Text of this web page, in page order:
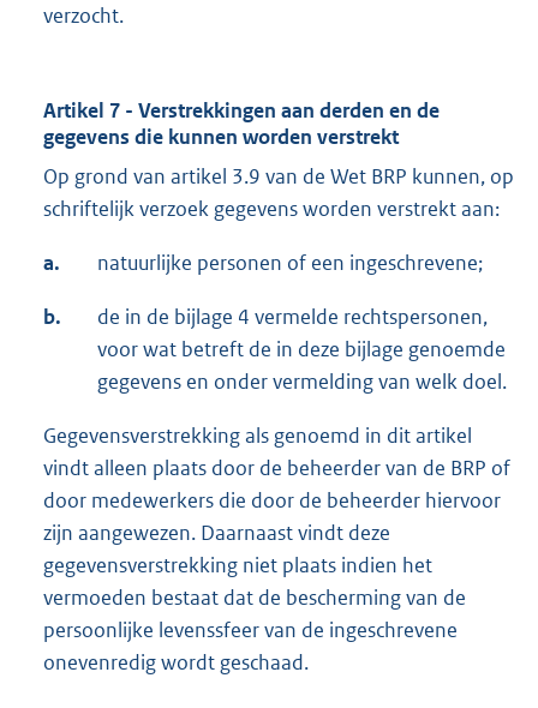
verzocht.
Artikel 7 - Verstrekkingen aan derden en de
gegevens die kunnen worden verstrekt
Op grond van artikel 3.9 van de Wet BRP kunnen, op
schriftelijk verzoek gegevens worden verstrekt aan:
a. natuurlijke personen of een ingeschrevene;
b.
de in de bijlage 4 vermelde rechtspersonen,
voor wat betreft de in deze bijlage genoemde
gegevens en onder vermelding van welk doel.
Gegevensverstrekking als genoemd in dit artikel
vindt alleen plaats door de beheerder van de BRP of
door medewerkers die door de beheerder hiervoor
zijn aangewezen. Daarnaast vindt deze
gegevensverstrekking niet plaats indien het
vermoeden bestaat dat de bescherming van de
persoonlijke levenssfeer van de ingeschrevene
onevenredig wordt geschaad.